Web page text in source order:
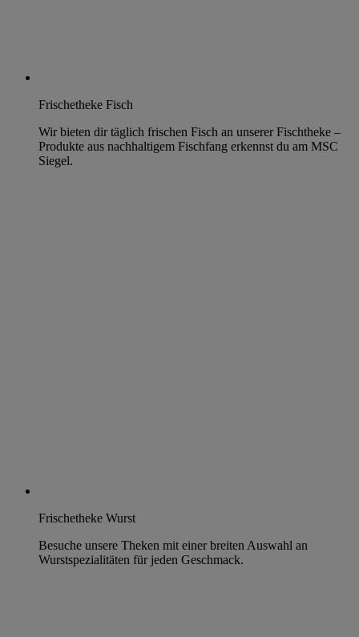
Frischetheke Fisch
Wir bieten dir täglich frischen Fisch an unserer Fischtheke –
Produkte aus nachhaltigem Fischfang erkennst du am MSC
Siegel.
Frischetheke Wurst
Besuche unsere Theken mit einer breiten Auswahl an
Wurstspezialitäten für jeden Geschmack.